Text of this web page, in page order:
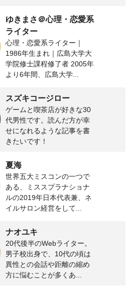
ゆきまさ＠心理・恋愛系
ライター
心理・恋愛系ライター｜
1986年生まれ｜広島大学大
学院修士課程修了者 2005年
より6年間、広島大学...
スズキコージロー
ゲームと喫茶店が好きな30
代男性です。読んだ方が幸
せになれるような記事を書
きたいです！
夏海
世界五大ミスコンの一つで
ある、ミススプラナショナ
ルの2019年日本代表兼、ネ
イルサロン経営をして...
ナオユキ
20代後半のWebライター。
男子校出身で、10代の頃は
異性との会話や距離の縮め
方に悩むことが多くあ...